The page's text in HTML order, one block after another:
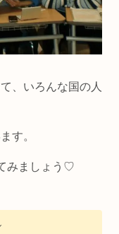
、いろんな国の人
す。
みましょう♡